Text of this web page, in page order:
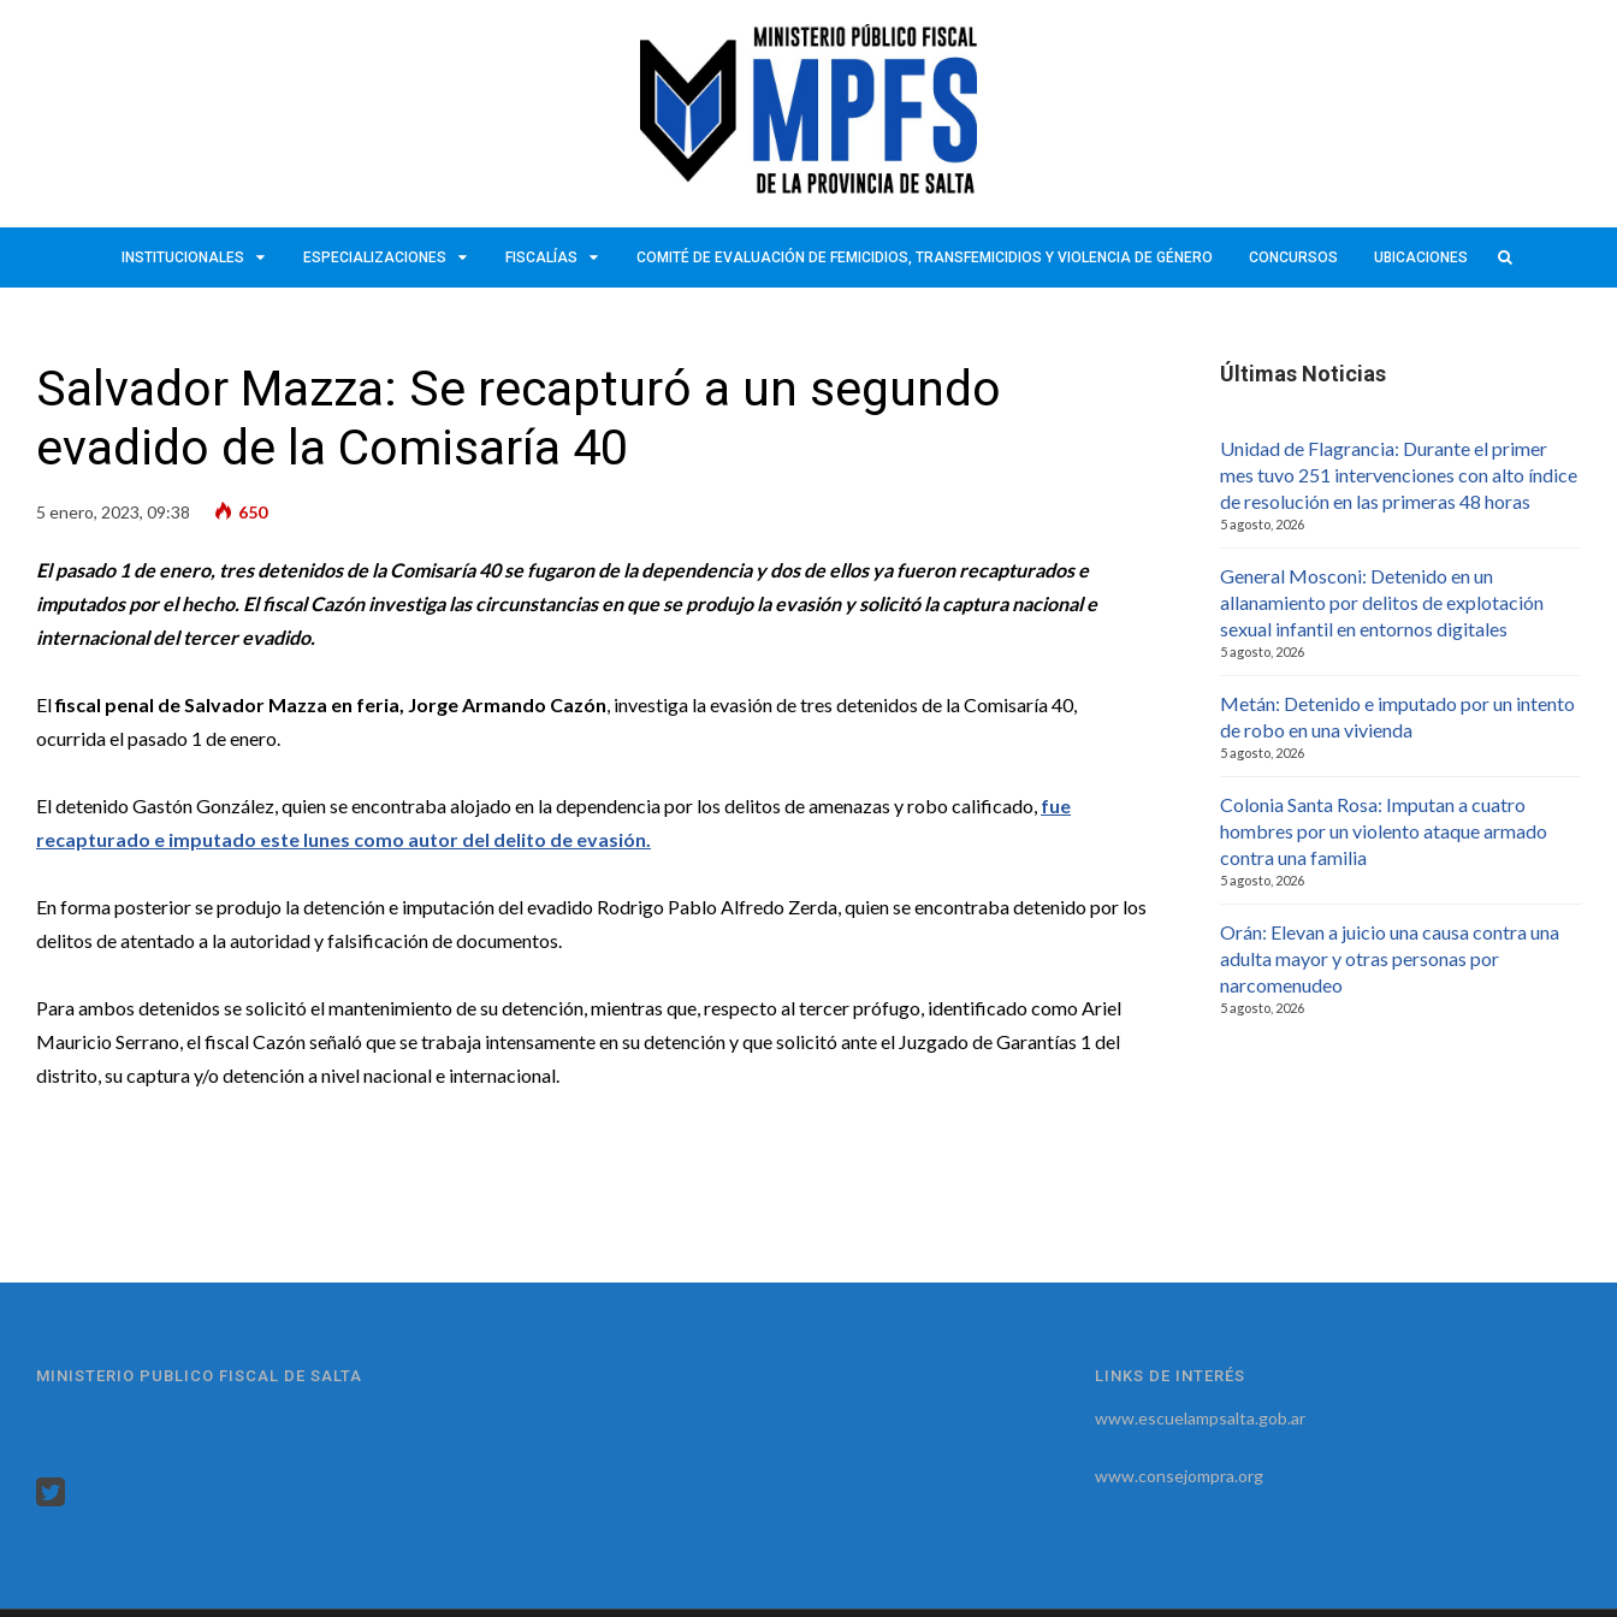
INSTITUCIONALES ESPECIALIZACIONES FISCALÍAS COMITÉ DE EVALUACIÓN DE FEMICIDIOS, TRANSFEMICIDIOS Y VIOLENCIA DE GÉNERO CONCURSOS UBICACIONES
Salvador Mazza: Se recapturó a un segundo
evadido de la Comisaría 40
5 enero, 2023, 09:38 650
El pasado 1 de enero, tres detenidos de la Comisaría 40 se fugaron de la dependencia y dos de ellos ya fueron recapturados e
imputados por el hecho. El fiscal Cazón investiga las circunstancias en que se produjo la evasión y solicitó la captura nacional e
internacional del tercer evadido.
Elfiscal penal de Salvador Mazza en feria, Jorge Armando Cazón , investiga la evasión de tres detenidos de la Comisaría 40,
ocurrida el pasado 1 de enero.
El detenido Gastón González, quien se encontraba alojado en la dependencia por los delitos de amenazas y robo calificado, fue
recapturado e imputado este lunes como autor del delito de evasión.
En forma posterior se produjo la detención e imputación del evadido Rodrigo Pablo Alfredo Zerda, quien se encontraba detenido por los
delitos de atentado a la autoridad y falsificación de documentos.
Para ambos detenidos se solicitó el mantenimiento de su detención, mientras que, respecto al tercer prófugo, identificado como Ariel
Mauricio Serrano, el fiscal Cazón señaló que se trabaja intensamente en su detención y que solicitó ante el Juzgado de Garantías 1 del
distrito, su captura y/o detención a nivel nacional e internacional.
Últimas Noticias
Unidad de Flagrancia: Durante el primer
mes tuvo 251 intervenciones con alto índice
de resolución en las primeras 48 horas
5 agosto, 2026
General Mosconi: Detenido en un
allanamiento por delitos de explotación
sexual infantil en entornos digitales
5 agosto, 2026
Metán: Detenido e imputado por un intento
de robo en una vivienda
5 agosto, 2026
Colonia Santa Rosa: Imputan a cuatro
hombres por un violento ataque armado
contra una familia
5 agosto, 2026
Orán: Elevan a juicio una causa contra una
adulta mayor y otras personas por
narcomenudeo
5 agosto, 2026
MINISTERIO PUBLICO FISCAL DE SALTA LINKS DE INTERÉS
www.escuelampsalta.gob.ar
www.consejompra.org